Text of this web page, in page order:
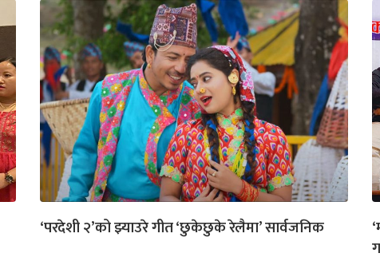
‘परदेशी २’को झ्याउरे गीत ‘छुकेछुके रेलैमा’ सार्वजनिक